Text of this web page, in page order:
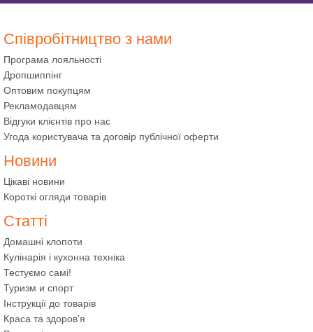
Співробітництво з нами
Програма лояльності
Дропшиппінг
Оптовим покупцям
Рекламодавцям
Відгуки клієнтів про нас
Угода користувача та договір публічної оферти
Новини
Цікаві новини
Короткі огляди товарів
Статті
Домашні клопоти
Кулінарія і кухонна техніка
Тестуємо самі!
Туризм и спорт
Інструкції до товарів
Краса та здоров’я